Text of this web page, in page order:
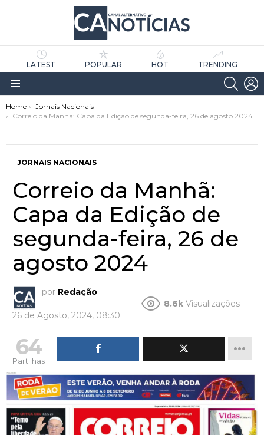
LATEST POPULAR HOT TRENDING
Menu
You are here:
Home
Jornais Nacionais
Correio da Manhã: Capa da Edição de segunda-feira, 26 de agosto 2024
JORNAIS NACIONAIS
Correio da Manhã:
Capa da Edição de
segunda-feira, 26 de
agosto 2024
por Redação
26 de Agosto, 2024, 08:30
8.6k Visualizações
64
Partilhas